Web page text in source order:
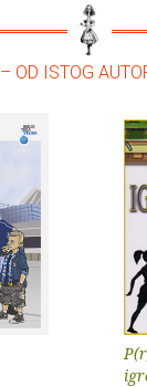
– OD ISTOG